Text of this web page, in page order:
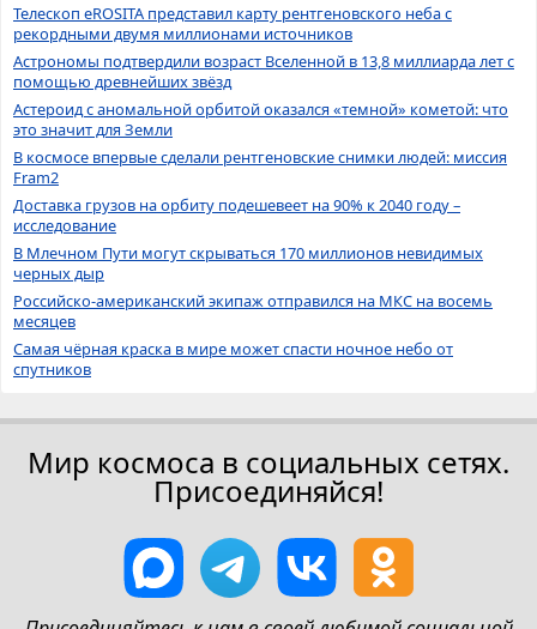
Телескоп eROSITA представил карту рентгеновского неба с
рекордными двумя миллионами источников
Астрономы подтвердили возраст Вселенной в 13,8 миллиарда лет с
помощью древнейших звёзд
Астероид с аномальной орбитой оказался «темной» кометой: что
это значит для Земли
В космосе впервые сделали рентгеновские снимки людей: миссия
Fram2
Доставка грузов на орбиту подешевеет на 90% к 2040 году –
исследование
В Млечном Пути могут скрываться 170 миллионов невидимых
черных дыр
Российско-американский экипаж отправился на МКС на восемь
месяцев
Самая чёрная краска в мире может спасти ночное небо от
спутников
Мир космоса в социальных сетях.
Присоединяйся!